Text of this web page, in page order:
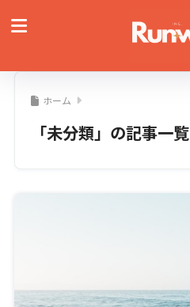
ホーム
「未分類」の記事一覧